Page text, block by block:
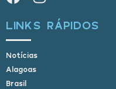
LINKS RÁPIDOS
Notícias
Alagoas
Brasil